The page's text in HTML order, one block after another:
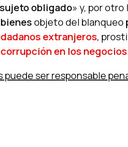
sujeto obligado» y, por
objeto del blanqueo
extranjeros,
en los negocios
ser responsable